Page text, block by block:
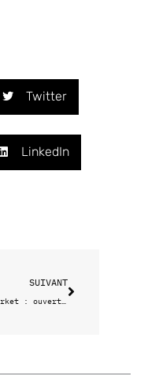
Twitter
LinkedIn
SUIVANT
Sea Market : ouverture exceptionnelle du Noctilio samedi 1er juin